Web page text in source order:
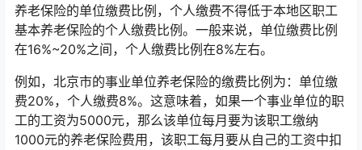
养老保险的单位缴费比例，个人缴费不得低于本地区职工
基本养老保险的个人缴费比例。一般来说，单位缴费比例
在16%~20%之间，个人缴费比例在8%左右。
例如，北京市的事业单位养老保险的缴费比例为：单位缴
费20%，个人缴费8%。这意味着，如果一个事业单位的职
工的工资为5000元，那么该单位每月要为该职工缴纳
1000元的养老保险费用，该职工每月要从自己的工资中扣